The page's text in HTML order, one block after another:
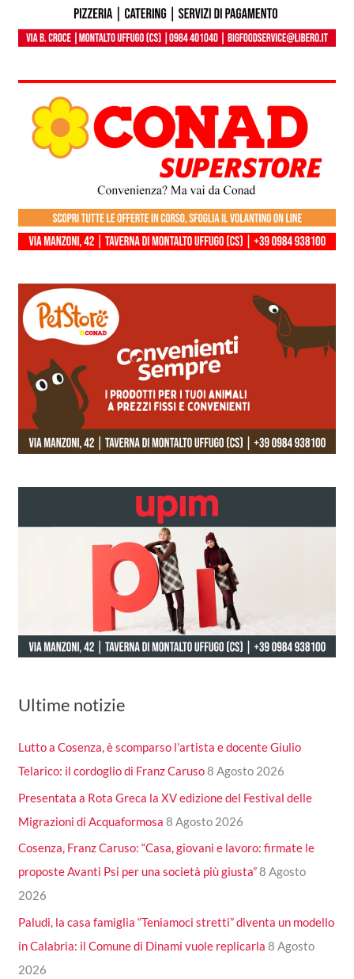
Ultime notizie
Lutto a Cosenza, è scomparso l’artista e docente Giulio
Telarico: il cordoglio di Franz Caruso8 Agosto 2026
Presentata a Rota Greca la XV edizione del Festival delle
Migrazioni di Acquaformosa 8 Agosto 2026
Cosenza, Franz Caruso: “Casa, giovani e lavoro: firmate le
proposte Avanti Psi per una società più giusta”8 Agosto
2026
Paludi, la casa famiglia “Teniamoci stretti” diventa un modello
in Calabria: il Comune di Dinami vuole replicarla 8 Agosto
2026